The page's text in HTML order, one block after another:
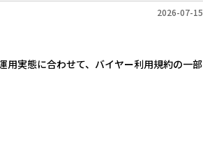
2026-07-15
用実態に合わせて、バイヤー利用規約の一部